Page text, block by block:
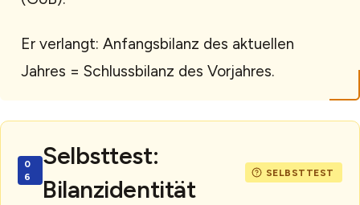
Er verlangt: Anfangsbilanz des aktuellen
Jahres = Schlussbilanz des Vorjahres.
Selbsttest:
Bilanzidentität